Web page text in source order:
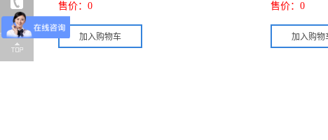
售价： 0 售价： 0